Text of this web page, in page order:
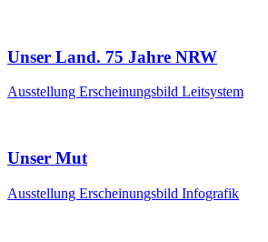
Unser Land. 75 Jahre NRW
Ausstellung Erscheinungsbild Leitsystem
Unser Mut
Ausstellung Erscheinungsbild Infografik